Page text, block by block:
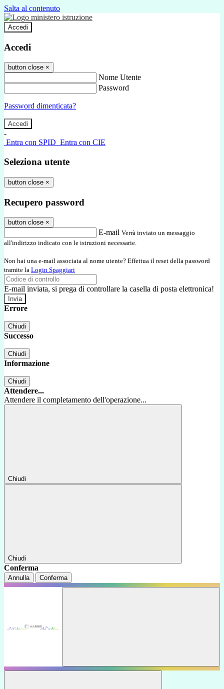
Salta al contenuto
Accedi
Accedi
button close ×
Nome Utente
Password
Password dimenticata?
-
Entra con SPID Entra con CIE
Seleziona utente
button close ×
Recupero password
button close ×
E-mail Verrà inviato un messaggio
all'indirizzo indicato con le istruzioni necessarie.
Non hai una e-mail associata al nome utente? Effettua il reset della password
tramite la Login Spaggiari
E-mail inviata, si prega di controllare la casella di posta elettronica!
Errore
Chiudi
Successo
Chiudi
Informazione
Chiudi
Attendere...
Attendere il completamento dell'operazione...
Chiudi
Chiudi
Conferma
Annulla Conferma